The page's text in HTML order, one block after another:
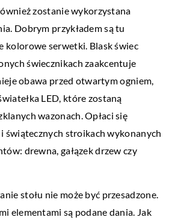
zostanie wykorzystana
Dobrym przykładem są tu
kolorowe serwetki. Blask świec
świecznikach zaakcentuje
obawa przed otwartym ogniem,
LED, które zostaną
wazonach. Opłaci się
świątecznych stroikach wykonanych
drewna, gałązek drzew czy
stołu nie może być przesadzone.
elementami są podane dania. Jak